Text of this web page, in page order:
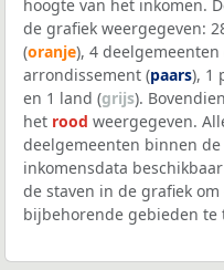
hoogte van het inkomen.
de grafiek weergegeven:
(oranje), 4 deelgemeenten
arrondissement (paars), 1
en 1 land (grijs).
het rood weergegeven.
deelgemeenten binnen
inkomensdata
de staven in de grafiek
bijbehorende gebieden te